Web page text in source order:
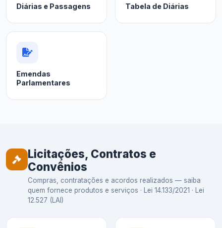
Diárias e Passagens Tabela de Diárias
Emendas
Parlamentares
Licitações, Contratos e
Convênios
Compras, contratações e acordos realizados — saiba
quem fornece produtos e serviços · Lei 14.133/2021 · Lei
12.527 (LAI)